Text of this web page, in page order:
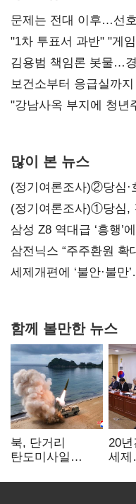
문제는 전대 이후…선
불복'
"1차 투표서 과반" "게
김용범 책임론 봇물…
보건소부터 응급실까
"강남사옥 부지에 청
많이 본 뉴스
(정기여론조사)②당심·
(정기여론조사)①당심,
지지도 '50% 아래로'(종
삼성 Z8 역대급 ‘흥행’
대전’
삼전닉스 “주주환원
보내
세제개편에 ‘불안·불
함께 볼만한 뉴스
북, 단거리
탄도미사일
"즉각 중단 촉구"
20년
세제
건드